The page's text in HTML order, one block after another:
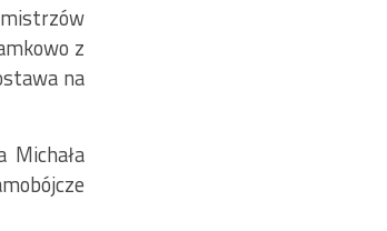
z
na
Michała